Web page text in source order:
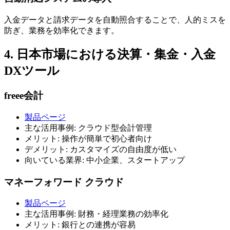
入金データと請求データを自動照合することで、人的ミスを
防ぎ、業務を効率化できます。
4. 日本市場における決算・集金・入金
DXツール
freee会計
製品ページ
主な活用事例: クラウド型会計管理
メリット: 操作が簡単で初心者向け
デメリット: カスタマイズの自由度が低い
向いている業界: 中小企業、スタートアップ
マネーフォワード クラウド
製品ページ
主な活用事例: 財務・経理業務の効率化
メリット: 銀行との連携が容易